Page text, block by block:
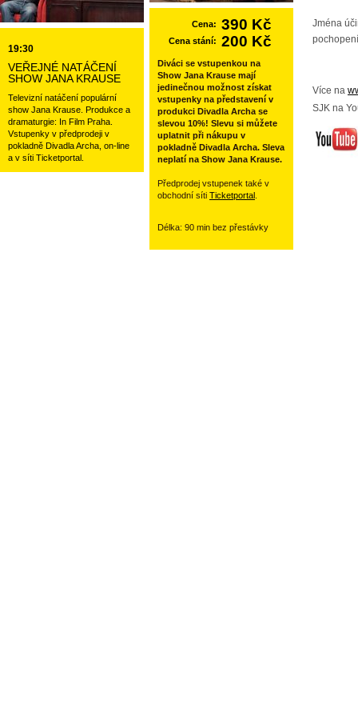
19:30
VEŘEJNÉ NATÁČENÍ
SHOW JANA KRAUSE
Televizní natáčení populární
show Jana Krause. Produkce a
dramaturgie: In Film Praha.
Vstupenky v předprodeji v
pokladně Divadla Archa, on-line
a v síti Ticketportal.
Jména
Více na
SJK na
Cena: 390 Kč
Cena stání: 200 Kč
Diváci se vstupenkou na
Show Jana Krause mají
jedinečnou možnost získat
vstupenky na představení v
produkci Divadla Archa se
slevou 10%! Slevu si můžete
uplatnit při nákupu v
pokladně Divadla Archa. Sleva
neplatí na Show Jana Krause.
Předprodej vstupenek také v
obchodní síti Ticketportal
Délka: 90 min bez přestávky